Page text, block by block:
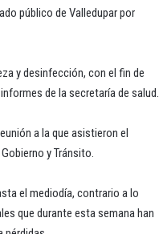
público de Valledupar por
y desinfección, con el fin de
de la secretaría de salud.
a la que asistieron el
y Tránsito.
el mediodía, contrario a lo
que durante esta semana han